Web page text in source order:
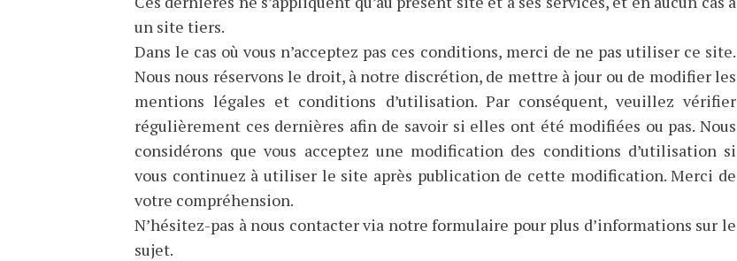
un site tiers.
Dans le cas où vous n’acceptez pas ces conditions, merci de ne pas utiliser ce site.
Nous nous réservons le droit, à notre discrétion, de mettre à jour ou de modifier les
mentions légales et conditions d’utilisation. Par conséquent, veuillez vérifier
régulièrement ces dernières afin de savoir si elles ont été modifiées ou pas. Nous
considérons que vous acceptez une modification des conditions d’utilisation si
vous continuez à utiliser le site après publication de cette modification. Merci de
votre compréhension.
N’hésitez-pas à nous contacter via notre formulaire pour plus d’informations sur le
sujet.